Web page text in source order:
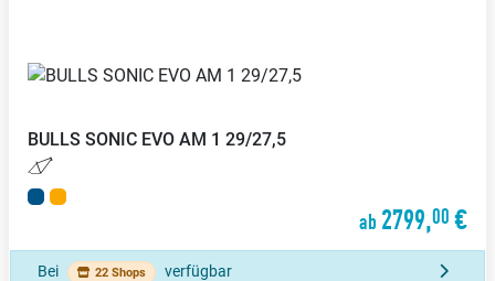
BULLS SONIC EVO AM 1 29/27,5
ab 2799,00 €
Bei 22 Shops verfügbar